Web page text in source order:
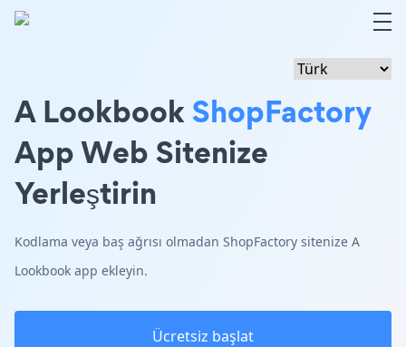
A LookbookShopFactory
App Web Sitenize
Yerleştirin
Kodlama veya baş ağrısı olmadan ShopFactory sitenize A
Lookbook app ekleyin.
Ücretsiz başlat